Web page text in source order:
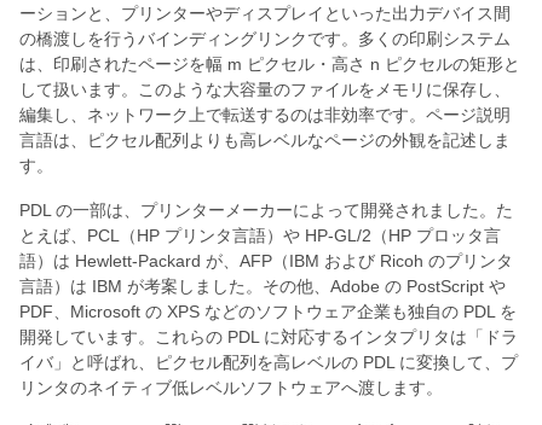
ーションと、プリンターやディスプレイといった出力デバイス間
の橋渡しを行うバインディングリンクです。多くの印刷システム
は、印刷されたページを幅 m ピクセル・高さ n ピクセルの矩形と
して扱います。このような大容量のファイルをメモリに保存し、
編集し、ネットワーク上で転送するのは非効率です。ページ説明
言語は、ピクセル配列よりも高レベルなページの外観を記述しま
す。
PDL の一部は、プリンターメーカーによって開発されました。た
とえば、PCL（HP プリンタ言語）や HP-GL/2（HP プロッタ言
語）は Hewlett‑Packard が、AFP（IBM および Ricoh のプリンタ
言語）は IBM が考案しました。その他、Adobe の PostScript や
PDF、Microsoft の XPS などのソフトウェア企業も独自の PDL を
開発しています。これらの PDL に対応するインタプリタは「ドラ
イバ」と呼ばれ、ピクセル配列を高レベルの PDL に変換して、プ
リンタのネイティブ低レベルソフトウェアへ渡します。